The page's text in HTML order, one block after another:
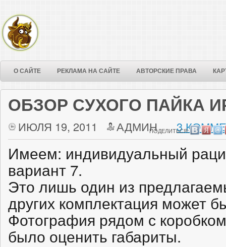
О САЙТЕ РЕКЛАМА НА САЙТЕ АВТОРСКИЕ ПРАВА
ОБЗОР СУХОГО ПАЙКА
ИЮЛЯ 19, 2011 АДМИН 3
ПОДЕЛИТЬСЯ:
Имеем: индивидуальный
вариант 7.
Это лишь один из
других комплектация может
Фотография рядом с
было оценить габариты.